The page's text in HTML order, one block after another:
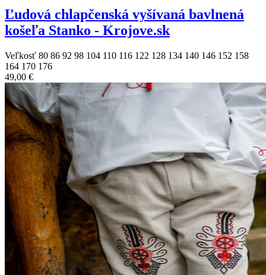
Ľudová chlapčenská vyšívaná bavlnená
košeľa Stanko - Krojove.sk
Veľkosť 80 86 92 98 104 110 116 122 128 134 140 146 152 158
164 170 176
49,00 €